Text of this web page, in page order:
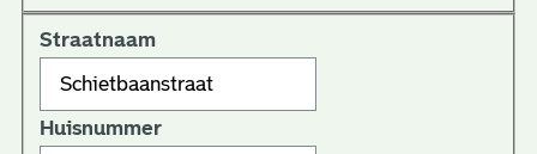
Straatnaam
Huisnummer